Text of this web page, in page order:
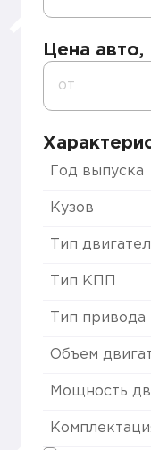
Цена авто,
от
Год выпуска
Кузов
Тип
Тип КПП
Тип привода
Объем
Мощность